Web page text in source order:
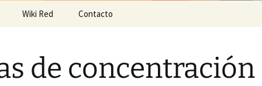
Wiki Red Contacto
de concentración